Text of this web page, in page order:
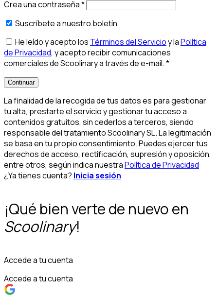
Crea una contraseña*
Suscríbete a nuestro boletín
He leído y acepto los Términos del Servicioy laPolítica
de Privacidad, y acepto recibir comunicaciones
comerciales de Scoolinary a través de e-mail.*
Continuar
La finalidad de la recogida de tus datos es para gestionar
tu alta, prestarte el servicio y gestionar tu acceso a
contenidos gratuitos, sin cederlos a terceros, siendo
responsable del tratamiento Scoolinary SL. La legitimación
se basa en tu propio consentimiento. Puedes ejercer tus
derechos de acceso, rectificación, supresión y oposición,
entre otros, según indica nuestraPolítica de Privacidad
¿Ya tienes cuenta? Inicia sesión
¡Qué bien verte de nuevo en
Scoolinary!
Accede a tu cuenta
Accede a tu cuenta